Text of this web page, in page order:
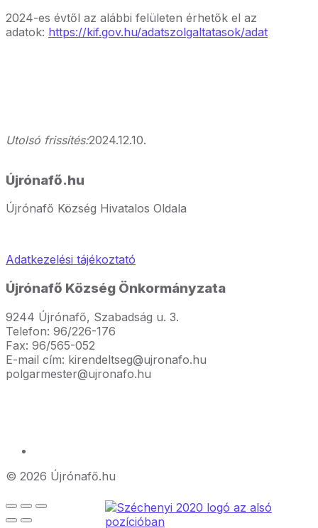
2024-es évtől az alábbi felületen érhetők el az
adatok: https://kif.gov.hu/adatszolgaltatasok/adat
Utolsó frissítés:2024.12.10.
Újrónafő.hu
Újrónafő Község Hivatalos Oldala
Adatkezelési tájékoztató
Újrónafő Község Önkormányzata
9244 Újrónafő, Szabadság u. 3.
Telefon: 96/226-176
Fax: 96/565-052
E-mail cím: kirendeltseg@ujronafo.hu
polgarmester@ujronafo.hu
© 2026 Újrónafő.hu